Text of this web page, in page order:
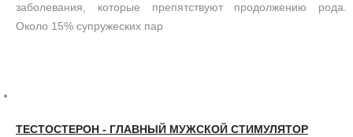
заболевания, которые препятствуют продолжению рода.
Около 15% супружеских пар
ТЕСТОСТЕРОН - ГЛАВНЫЙ МУЖСКОЙ СТИМУЛЯТОР